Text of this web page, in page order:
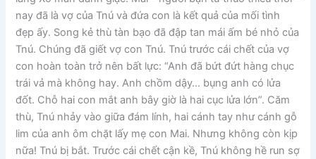
nay đã là vợ của Tnú và đứa con là kết quả của mối tình
đẹp ấy. Song kẻ thù tàn bạo đã đập tan mái ấm bé nhỏ của
Tnú. Chúng đã giết vợ con Tnú. Tnú trước cái chết của vợ
con hoàn toàn trở nên bất lực: “Anh đã bứt đứt hàng chục
trái vả mà không hay. Anh chồm dậy… bụng anh có lửa
đốt. Chỗ hai con mắt anh bây giờ là hai cục lửa lớn”. Căm
thù, Tnú nhảy vào giữa đám lính, hai cánh tay như cánh gỗ
lim của anh ôm chặt lấy mẹ con Mai. Nhưng không còn kịp
nữa! Tnú bị bắt. Trước cái chết cận kề, Tnú không hề run sợ